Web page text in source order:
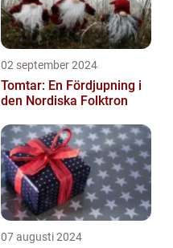
02 september 2024
Tomtar: En Fördjupning i
den Nordiska Folktron
07 augusti 2024